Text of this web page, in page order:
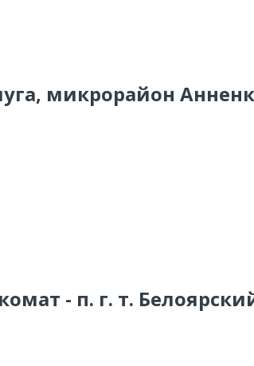
микрорайон
- п. г. т.